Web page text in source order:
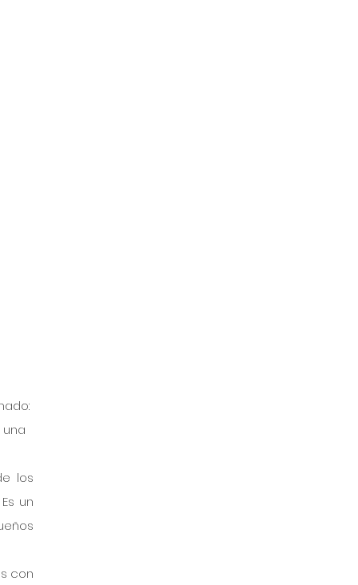
los
un
con